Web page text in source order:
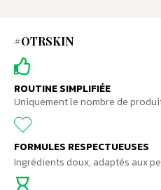
#OTRSKIN
ROUTINE SIMPLIFIÉE
Uniquement le nombre de
FORMULES RESPECTUEUSES
Ingrédients doux, adaptés aux